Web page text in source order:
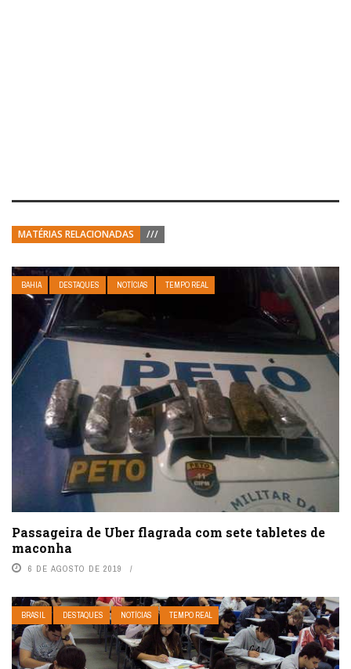
MATÉRIAS RELACIONADAS ///
BAHIA DESTAQUES NOTÍCIAS TEMPO REAL
Passageira de Uber flagrada com sete tabletes de
maconha
6 DE AGOSTO DE 2019
BRASIL DESTAQUES NOTÍCIAS TEMPO REAL